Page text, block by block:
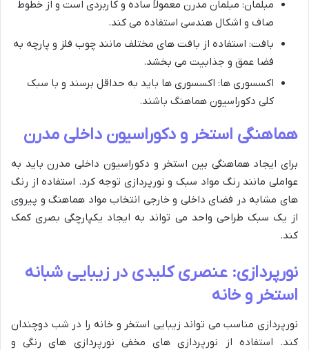
مبلمان: مبلمان مدرن معمولاً ساده و کاربردی است و از خطوط
صاف و اشکال هندسی استفاده می کند.
بافت: استفاده از بافت های مختلف مانند چوب فلز و پارچه به
فضا عمق و جذابیت می بخشد.
اکسسوری ها: اکسسوری ها باید به حداقل برسند و با سبک
کلی دکوراسیون هماهنگ باشند.
هماهنگی استخر و دکوراسیون داخلی مدرن
برای ایجاد هماهنگی بین استخر و دکوراسیون داخلی مدرن باید به
عواملی مانند رنگ مواد سبک و نورپردازی توجه کرد. استفاده از رنگ
های مشابه در فضای داخلی و خارجی انتخاب مواد هماهنگ و پیروی
از یک سبک طراحی واحد می تواند به ایجاد یکپارچگی بصری کمک
کند.
نورپردازی: عنصری کلیدی در زیبایی شبانه
استخر و خانه
نورپردازی مناسب می تواند زیبایی استخر و خانه را در شب دوچندان
کند. استفاده از نورپردازی های مخفی نورپردازی های رنگی و